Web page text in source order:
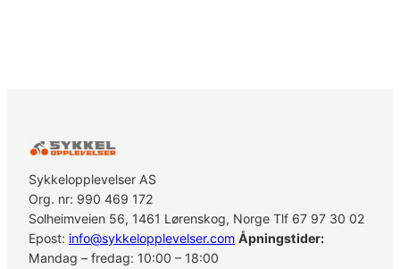
Sykkelopplevelser AS
Org. nr: 990 469 172
Solheimveien 56, 1461 Lørenskog, Norge Tlf 67 97 30 02
Epost: info@sykkelopplevelser.com Åpningstider:
Mandag – fredag: 10:00 – 18:00